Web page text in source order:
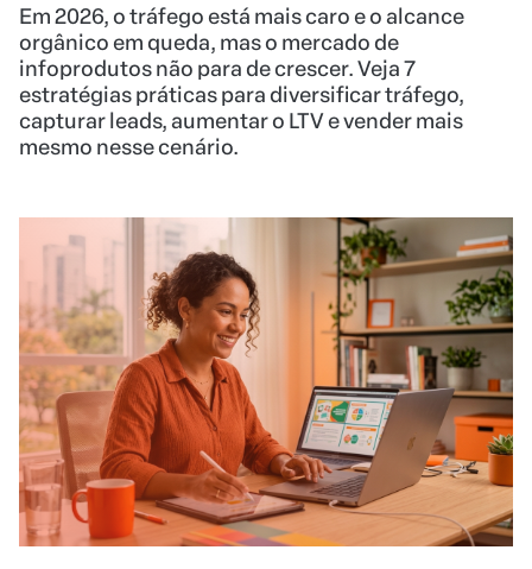
29/06/2026 •CAPACITAÇÃO PARA CREATORS
Canva para professores: como criar
materiais didáticos profissionais
O Canva para professores facilita a criação de
materiais didáticos profissionais, como apostilas,